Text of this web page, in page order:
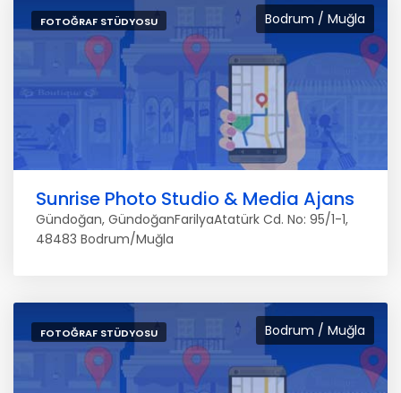
Bodrum / Muğla
FOTOĞRAF STÜDYOSU
Sunrise Photo Studio & Media Ajans
Gündoğan, GündoğanFarilyaAtatürk Cd. No: 95/1-1,
48483 Bodrum/Muğla
Bodrum / Muğla
FOTOĞRAF STÜDYOSU